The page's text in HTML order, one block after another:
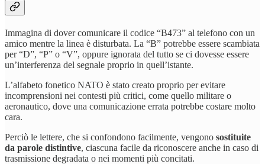
Immagina di dover comunicare il codice “B473” al telefono con un
amico mentre la linea è disturbata. La “B” potrebbe essere scambiata
per “D”, “P” o “V”, oppure ignorata del tutto se ci dovesse essere
un’interferenza del segnale proprio in quell’istante.
L’alfabeto fonetico NATO è stato creato proprio per evitare
incomprensioni nei contesti più critici, come quello militare o
aeronautico, dove una comunicazione errata potrebbe costare molto
cara.
Perciò le lettere, che si confondono facilmente, vengono sostituite
da parole distintive, ciascuna facile da riconoscere anche in caso di
trasmissione degradata o nei momenti più concitati.